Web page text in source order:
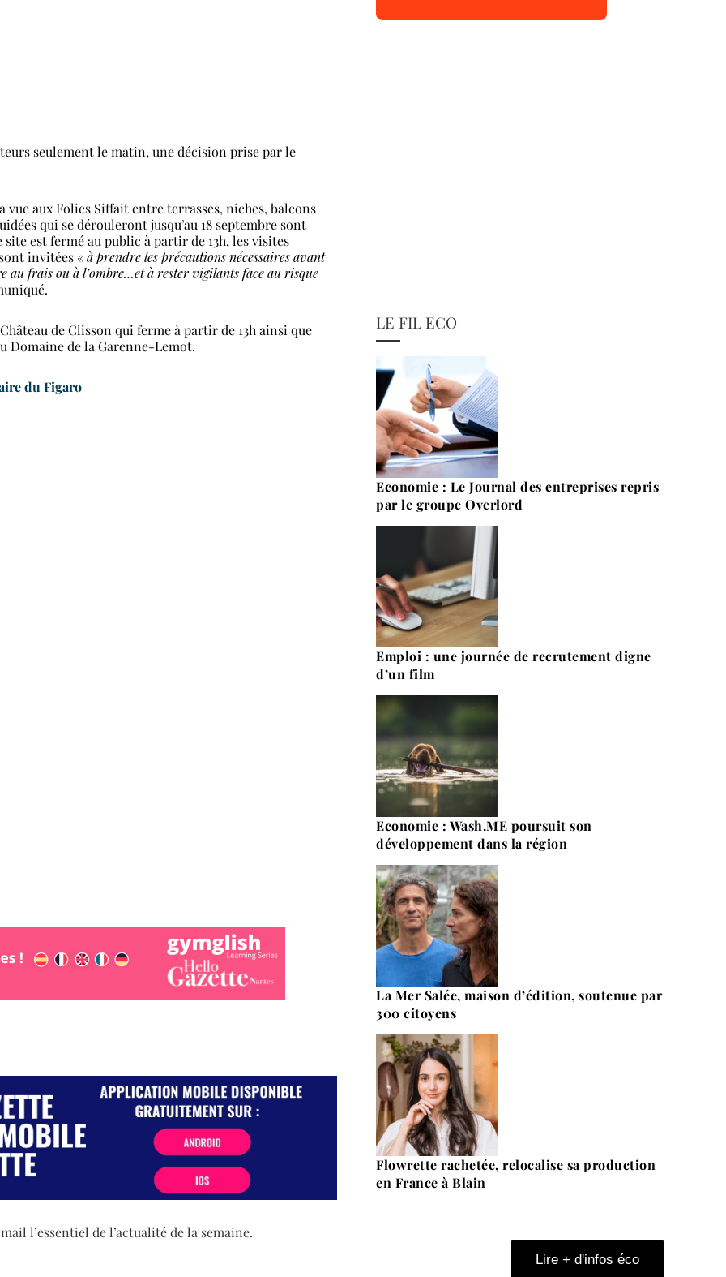
seulement le matin, une décision prise par le
aux Folies Siffait entre terrasses, niches, balcons
qui se dérouleront jusqu’au 18 septembre sont
est fermé au public à partir de 13h, les visites
invitées « à prendre les précautions nécessaires avant
au frais ou à l’ombre…et à rester vigilants face au risque
de Clisson qui ferme à partir de 13h ainsi que
Domaine de la Garenne-Lemot.
du Figaro
l’essentiel de l’actualité de la semaine.
LE FIL ECO
Economie : Le Journal des entreprises repris
par le groupe Overlord
Emploi : une journée de recrutement digne
d’un film
Economie : Wash.ME poursuit son
développement dans la région
La Mer Salée, maison d’édition, soutenue par
300 citoyens
Flowrette rachetée, relocalise sa production
en France à Blain
Lire + d'infos éco